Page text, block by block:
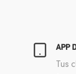
APP
Tus